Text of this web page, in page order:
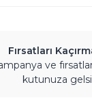
Fırsatları
ve
kutunuza